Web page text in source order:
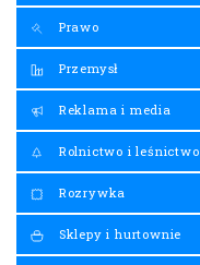
Prawo
Przemysł
Reklama i media
Rolnictwo i leśnictwo
Rozrywka
Sklepy i hurtownie